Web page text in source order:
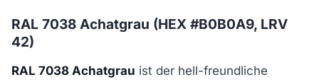
RAL 7038 Achatgrau (HEX #B0B0A9, LRV
42)
RAL 7038 Achatgrau ist der hell-freundliche